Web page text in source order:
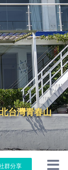
台灣青春山
群分享